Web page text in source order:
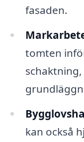
fasaden.
tomten
kan också